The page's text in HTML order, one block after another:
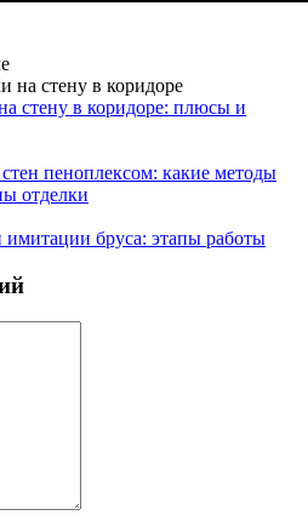
стену в коридоре: плюсы и
пеноплексом: какие методы
отделки
бруса: этапы работы